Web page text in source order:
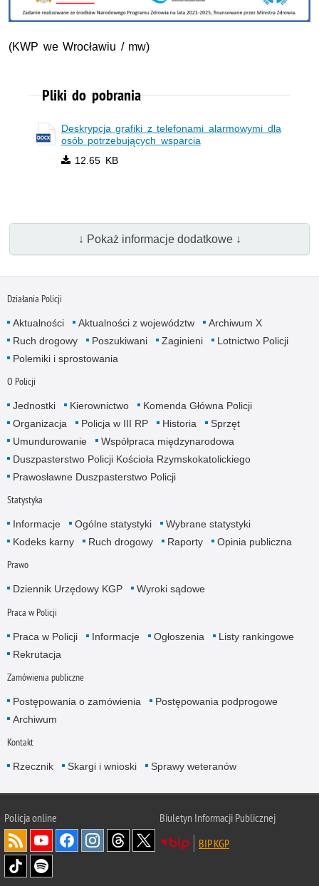
(KWP we Wrocławiu / mw)
Pliki do pobrania
Deskrypcja grafiki z telefonami alarmowymi dla
osób potrzebujących wsparcia
12.65 KB
↓ Pokaż informacje dodatkowe ↓
Działania Policji
Aktualności Aktualności z województw
Archiwum X
Ruch drogowy
Poszukiwani Zaginieni
Lotnictwo Policji
Polemiki i sprostowania
O Policji
Jednostki Kierownictwo
Komenda Główna Policji
Organizacja
Policja w III RP Historia
Sprzęt
Umundurowanie
Współpraca międzynarodowa
Duszpasterstwo Policji Kościoła Rzymskokatolickiego
Prawosławne Duszpasterstwo Policji
Statystyka
Informacje Ogólne statystyki
Wybrane statystyki
Kodeks karny
Ruch drogowy Raporty Opinia publiczna
Prawo
Dziennik Urzędowy KGP Wyroki sądowe
Praca w Policji
Praca w Policji Informacje Ogłoszenia
Listy rankingowe
Rekrutacja
Zamówienia publiczne
Postępowania o zamówienia
Postępowania podprogowe
Archiwum
Kontakt
Rzecznik Skargi i wnioski Sprawy weteranów
Policjaonline
Biuletyn Informacji Publicznej
BIP KGP